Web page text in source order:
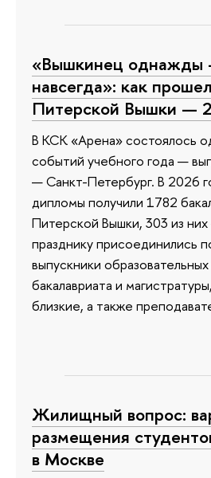
«Вышкинец однажды
навсегда»: как
Питерской Вышки —
В КСК «Арена» состоялось
событий учебного года —
— Санкт-Петербург. В 2026
дипломы получили 1782
Питерской Вышки, 303 из
празднику присоединились
выпускники
бакалавриата и
близкие, а также
Жилищный вопрос:
размещения
в Москве